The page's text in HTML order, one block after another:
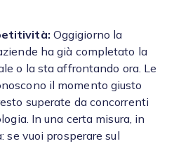
Oggigiorno la
ha già completato la
o la sta affrontando ora. Le
il momento giusto
superate da concorrenti
In una certa misura, in
vuoi prosperare sul